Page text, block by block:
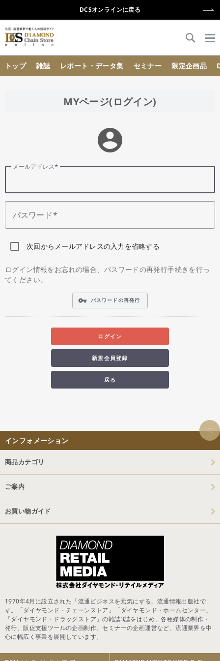
DCSオンラインに戻る
トップ 雑誌 レポート・データ集 セミナー 限定企画品
MYページ(ログイン)
account_circle
メールアドレス
パスワード
次回からメールアドレスの入力を省略する
ログイン情報をお忘れの場合、パスワードの再発行手続きを行っ
てください。
vpn_key パスワードの再発行
ログイン
新規会員登録
戻る
インフォメーション
商品カテゴリ
ご案内
お買い物ガイド
1970年4月に設立された「流通ビジネスを元気にする」流通情報出版社で
す。「ダイヤモンド・チェーンストア」「ダイヤモンド・ホームセンター」
「ダイヤモンド・ドラッグストア」の雑誌3誌をはじめ、各種媒体の制作・
発行、販促支援ツールの企画制作、セミナーの企画運営など、流通業界を中
心に幅広く事業を展開しています。